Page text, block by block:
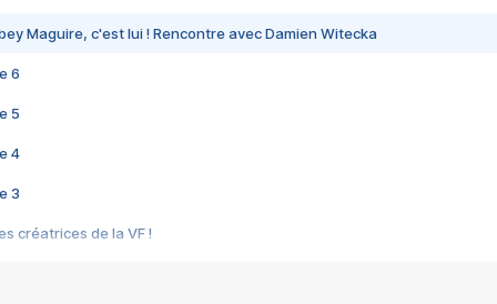
Maguire, c'est lui ! Rencontre avec Damien Witecka
6
5
4
3
créatrices de la VF !